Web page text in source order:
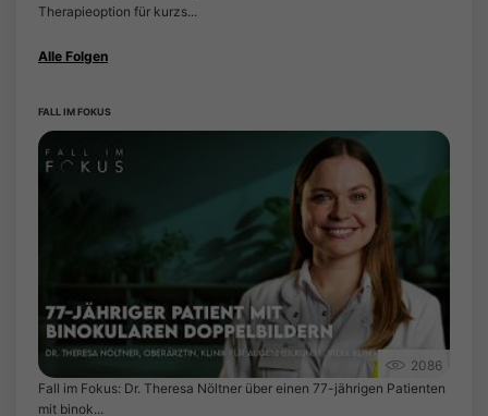
Therapieoption für kurzs...
Alle Folgen
FALL IM FOKUS
2086
Fall im Fokus: Dr. Theresa Nöltner über einen 77-jährigen Patienten
mit binok...